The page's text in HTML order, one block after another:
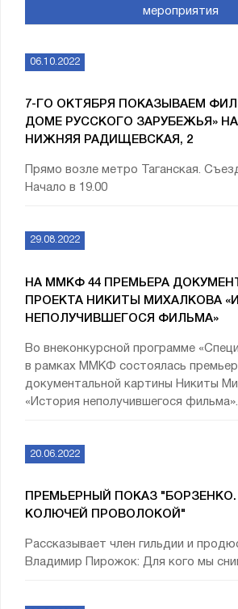
мероприятия
06.10.2022
7-ГО ОКТЯБРЯ ПОКАЗЫВАЕМ
ДОМЕ РУССКОГО ЗАРУБЕЖЬЯ» НА
НИЖНЯЯ РАДИЩЕВСКАЯ, 2
Прямо возле метро Таганская.
Начало в 19.00
29.08.2022
НА ММКФ 44 ПРЕМЬЕРА
ПРОЕКТА НИКИТЫ МИХАЛКОВА
НЕПОЛУЧИВШЕГОСЯ ФИЛЬМА»
Во внеконкурсной программе
в рамках ММКФ состоялась
документальной картины Никиты
«История неполучившегося фильма».
20.06.2022
ПРЕМЬЕРНЫЙ ПОКАЗ "БОРЗЕНКО.
КОЛЮЧЕЙ ПРОВОЛОКОЙ"
Рассказывает член гильдии и
Владимир Пирожок: Для кого мы